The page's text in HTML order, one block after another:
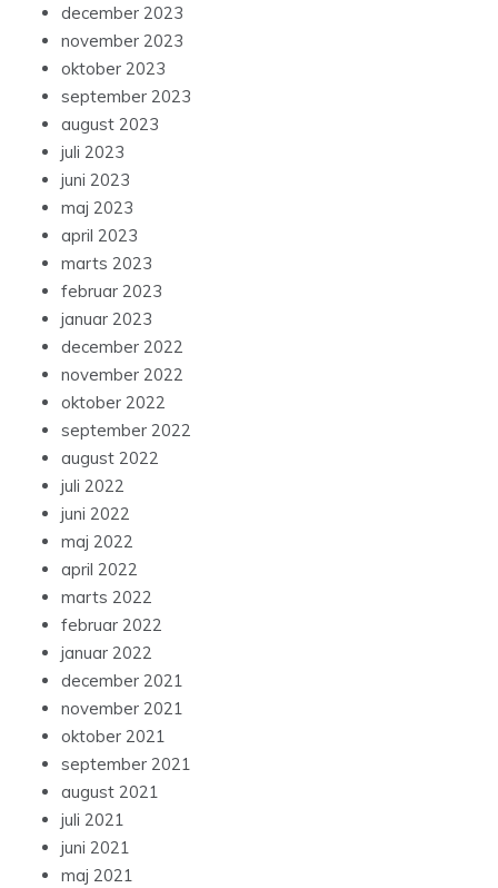
december 2023
november 2023
oktober 2023
september 2023
august 2023
juli 2023
juni 2023
maj 2023
april 2023
marts 2023
februar 2023
januar 2023
december 2022
november 2022
oktober 2022
september 2022
august 2022
juli 2022
juni 2022
maj 2022
april 2022
marts 2022
februar 2022
januar 2022
december 2021
november 2021
oktober 2021
september 2021
august 2021
juli 2021
juni 2021
maj 2021